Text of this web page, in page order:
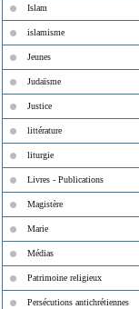
Islam
islamisme
Jeunes
Judaïsme
Justice
littérature
liturgie
Livres - Publications
Magistère
Marie
Médias
Patrimoine religieux
Persécutions antichrétiennes